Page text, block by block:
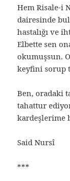
Hem Risale-i
dairesinde
hastalığı ve
Elbette sen
okumuşsun.
keyfini sorup
Ben, oradaki
tahattur
kardeşlerime
Said Nursî
***